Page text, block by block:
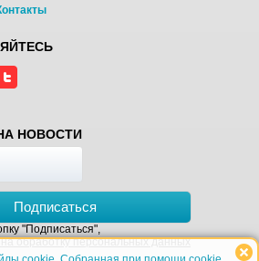
НОВОСТИ
Подписаться
"Подписаться",
на обработку персональных данных